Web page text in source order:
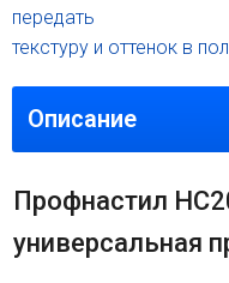
передать
текстуру и оттенок в
Описание
Профнастил
универсальная